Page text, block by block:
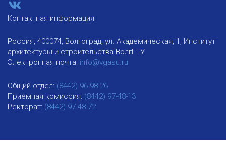
Контактная информация
Россия, 400074, Волгоград, ул. Академическая, 1, Институт
архитектуры и строительства ВолгГТУ
Электронная почта: info@vgasu.ru
Общий отдел: (8442) 96-98-26
Приемная комиссия: (8442) 97-48-13
Ректорат: (8442) 97-48-72